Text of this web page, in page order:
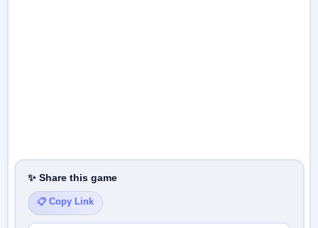
✨ Share this game
📋 Copy Link